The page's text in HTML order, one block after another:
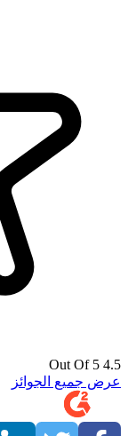
4.5 Out Of 5
عرض جميع الجوائز